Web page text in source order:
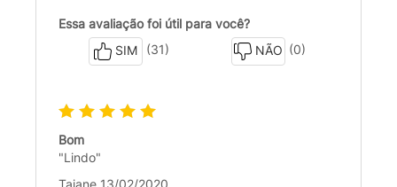
Essa avaliação foi útil para você?
SIM
(31) NÃO (0)
Bom
"Lindo"